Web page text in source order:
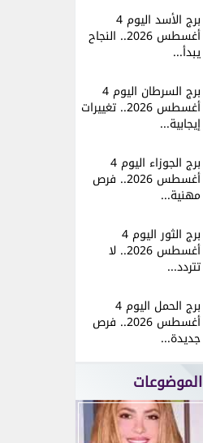
برج الأسد اليوم 4
أغسطس 2026.. النجاح
يبدأ...
برج السرطان اليوم 4
أغسطس 2026.. تغييرات
إيجابية...
برج الجوزاء اليوم 4
أغسطس 2026.. فرص
مهنية...
برج الثور اليوم 4
أغسطس 2026.. لا
تتردد...
برج الحمل اليوم 4
أغسطس 2026.. فرص
جديدة...